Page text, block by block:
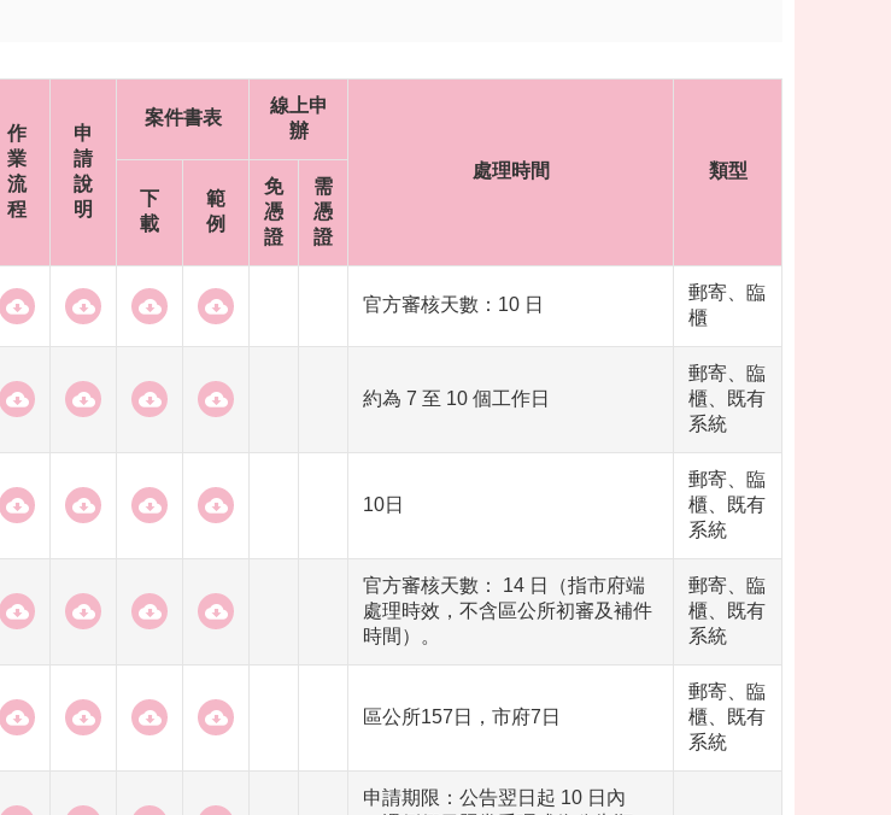
作
業
流
程
申
請
說
明
案件書表
線上申
辦
處理時間
類型
下
載
範
例
免
憑
證
需
憑
證
官方審核天數：10 日
郵寄、臨
櫃
約為 7 至 10 個工作日
郵寄、臨
櫃、既有
系統
10日
郵寄、臨
櫃、既有
系統
官方審核天數： 14 日（指市府端
處理時效，不含區公所初審及補件
時間）。
郵寄、臨
櫃、既有
系統
區公所157日，市府7日
郵寄、臨
櫃、既有
系統
申請期限：公告翌日起 10 日內